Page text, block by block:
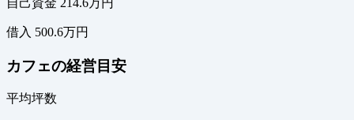
自己資金 214.6万円
借入 500.6万円
カフェの経営目安
平均坪数